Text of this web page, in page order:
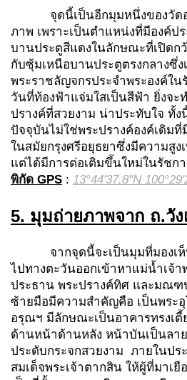
จุดนี้เป็นอีกมุมหนึ่งของวัดอ
ภาพ เพราะเป็นตำแหน่งที่มีองค์ป
บานประตูสีแดงในลักษณะที่เปิดก
กับซุ้มเหนือบานประตูตรงกลางซึ่ง
พระราชลัญจกรประจำพระองค์ใน
วันที่ท้องฟ้าแจ่มใสเป็นสีฟ้า ยิ่งจะ
ปรางค์ที่สวยงาม น่าประทับใจ ทั้ง
ปัจจุบันไม่ใช่พระปรางค์องค์เดิม
ในสมัยกรุงศรีอยุธยาซึ่งมีความสูง
แต่ได้มีการต่อเติมขึ้นใหม่ในรัชก
พิกัด GPS : 13°44'37.8"N
5. มุมถ่ายภาพจาก ถ.วั
จากจุดนี้จะเป็นมุมที่มองเห็
ไปทางตะวันออกเข้าหาแม่น้ำเจ้า
ประธาน พระปรางค์ทิศ และมณ
ซ้ายมือมีความสำคัญคือ เป็นพระอุ
อรุณฯ มีลักษณะเป็นอาคารทรงเ
ด้านหน้าด้านหลัง หน้าบันเป็นลา
ประดับกระจกสวยงาม ภายในปร
สมเด็จพระเจ้าตากสิน ให้ผู้ที่มาเยื